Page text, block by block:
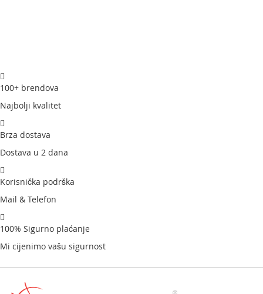
100+ brendova
Najbolji kvalitet
Brza dostava
Dostava u 2 dana
Korisnička podrška
Mail & Telefon
100% Sigurno plaćanje
Mi cijenimo vašu sigurnost